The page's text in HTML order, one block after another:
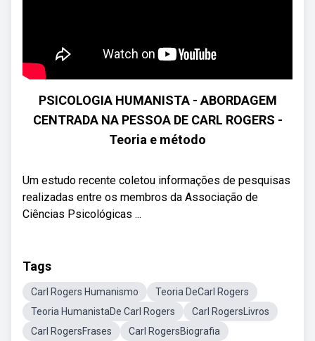
PSICOLOGIA HUMANISTA - ABORDAGEM
CENTRADA NA PESSOA DE CARL ROGERS -
Teoria e método
Um estudo recente coletou informações de pesquisas
realizadas entre os membros da Associação de
Ciências Psicológicas ...
Tags
Carl Rogers Humanismo
Teoria DeCarl Rogers
Teoria HumanistaDe Carl Rogers
Carl RogersLivros
Carl RogersFrases
Carl RogersBiografia